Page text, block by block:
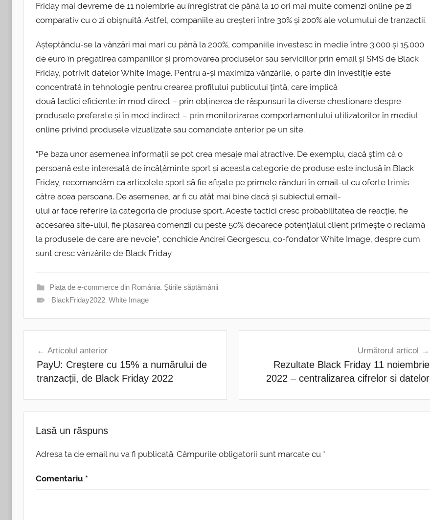
Friday mai devreme de 11 noiembrie au înregistrat de până la 10 ori mai multe comenzi online pe zi
comparativ cu o zi obișnuită. Astfel, companiile au creșteri între 30% și 200% ale volumului de tranzacții.
Așteptându-se la vânzări mai mari cu până la 200%, companiile investesc în medie între 3.000 și 15.000
de euro în pregătirea campaniilor și promovarea produselor sau serviciilor prin email și SMS de Black
Friday, potrivit datelor White Image. Pentru a-și maximiza vânzările, o parte din investiție este
concentrată în tehnologie pentru crearea profilului publicului țintă, care implică
două tactici eficiente: în mod direct – prin obținerea de răspunsuri la diverse chestionare despre
produsele preferate și în mod indirect – prin monitorizarea comportamentului utilizatorilor în mediul
online privind produsele vizualizate sau comandate anterior pe un site.
“Pe baza unor asemenea informații se pot crea mesaje mai atractive. De exemplu, dacă știm că o
persoană este interesată de încățăminte sport și aceasta categorie de produse este inclusă în Black
Friday, recomandăm ca articolele sport să fie afișate pe primele rânduri în email-ul cu oferte trimis
către acea persoana. De asemenea, ar fi cu atât mai bine dacă și subiectul email-
ului ar face referire la categoria de produse sport. Aceste tactici cresc probabilitatea de reacție, fie
accesarea site-ului, fie plasarea comenzii cu peste 50% deoarece potențialul client primește o reclamă
la produsele de care are nevoie”, conchide Andrei Georgescu, co-fondator White Image, despre cum
sunt cresc vânzările de Black Friday.
Piața de e-commerce din România, Știrile săptămânii
BlackFriday2022, White Image
articole
Articolul anterior
PayU: Creștere cu 15% a numărului de
tranzacții, de Black Friday 2022
Următorul articol
Rezultate Black Friday 11 noiembrie
2022 – centralizarea cifrelor si datelor
Lasă un răspuns
Adresa ta de email nu va fi publicată. Câmpurile obligatorii sunt marcate cu *
Comentariu *